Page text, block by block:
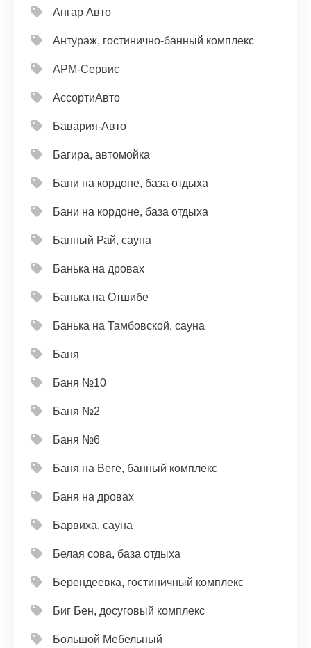
Ангар Авто
Антураж, гостинично-банный комплекс
АРМ-Сервис
АссортиАвто
Бавария-Авто
Багира, автомойка
Бани на кордоне, база отдыха
Бани на кордоне, база отдыха
Банный Рай, сауна
Банька на дровах
Банька на Отшибе
Банька на Тамбовской, сауна
Баня
Баня №10
Баня №2
Баня №6
Баня на Веге, банный комплекс
Баня на дровах
Барвиха, сауна
Белая сова, база отдыха
Берендеевка, гостиничный комплекс
Биг Бен, досуговый комплекс
Большой Мебельный